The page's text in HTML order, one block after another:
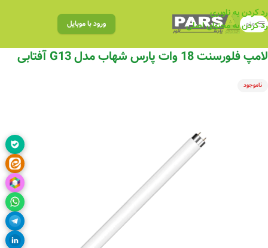
رد کردن به ناوبری
رد کردن به محتوای اصلی
منو ورود با موبایل
لامپ فلورسنت 18 وات پارس شهاب مدل G13 آفتابی
ناموجود